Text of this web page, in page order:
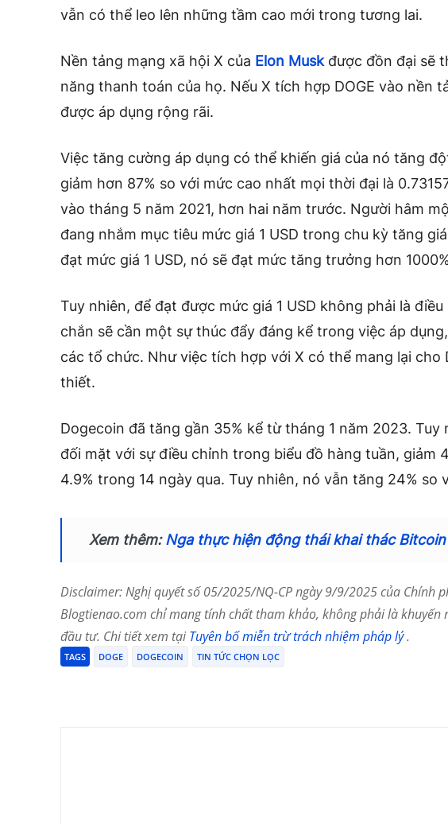
vẫn có thể leo lên những tầm cao mới trong tương lai.
Nền tảng mạng xã hội X của Elon Muskđược đồn đại sẽ
năng thanh toán của họ. Nếu X tích hợp DOGE vào nền
được áp dụng rộng rãi.
Việc tăng cường áp dụng có thể khiến giá của nó tăng
giảm hơn 87% so với mức cao nhất mọi thời đại là
vào tháng 5 năm 2021, hơn hai năm trước. Người hâm
đang nhắm mục tiêu mức giá 1 USD trong chu kỳ tăng
đạt mức giá 1 USD, nó sẽ đạt mức tăng trưởng hơn
Tuy nhiên, để đạt được mức giá 1 USD không phải là điều
chắn sẽ cần một sự thúc đẩy đáng kể trong việc áp
các tổ chức. Như việc tích hợp với X có thể mang lại cho
thiết.
Dogecoin đã tăng gần 35% kể từ tháng 1 năm 2023. Tuy
đối mặt với sự điều chỉnh trong biểu đồ hàng tuần, giảm
4.9% trong 14 ngày qua. Tuy nhiên, nó vẫn tăng 24% so
Xem thêm:Nga thực hiện động thái khai thác
Disclaimer: Nghị quyết số 05/2025/NQ-CP ngày 9/9/2025 của Chính
Blogtienao.com chỉ mang tính chất tham khảo, không phải là khuyến
đầu tư. Chi tiết xem tạiTuyên bố miễn trừ trách nhiệm pháp lý.
TAGS DOGE DOGECOIN TIN TỨC CHỌN LỌC